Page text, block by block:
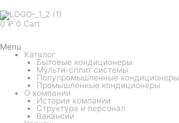
0 ₽ 0 Cart
Menu
Каталог
Бытовые кондиционеры
Мульти-сплит системы
Полупромышленные кондиционеры
Промышленные кондиционеры
О компании
История компании
Структура и персонал
Вакансии